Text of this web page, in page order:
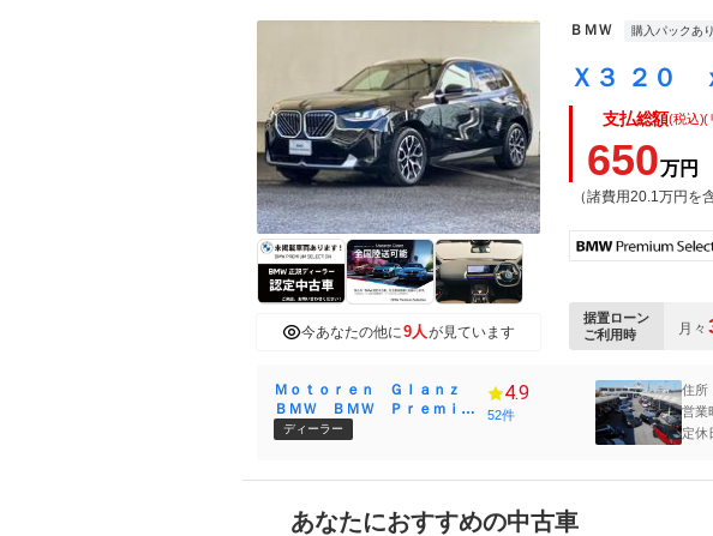
今あなたの他に9人が見ています
ＢＭＷ 購入パックあり
支払総額(税込)(
650万円
（諸費用20.1万円を
据置ローン
ご利用時
月々
Ｍｏｔｏｒｅｎ Ｇｌａｎｚ
ＢＭＷ ＢＭＷ Ｐｒｅｍｉｕ
ｍ Ｓｅｌｅｃｔｉｏｎ 柏
ディーラー
4.9
52件
住所
営業
定休
あなたにおすすめの中古車